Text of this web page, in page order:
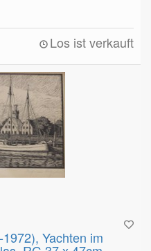
Los ist verkauft
Yachten im